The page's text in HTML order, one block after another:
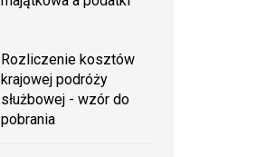
Rozliczenie kosztów
krajowej podróży
służbowej - wzór do
pobrania